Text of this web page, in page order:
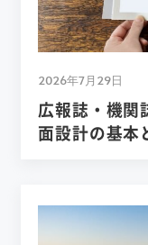
2026年7月29日
広報誌・機関
面設計の基本